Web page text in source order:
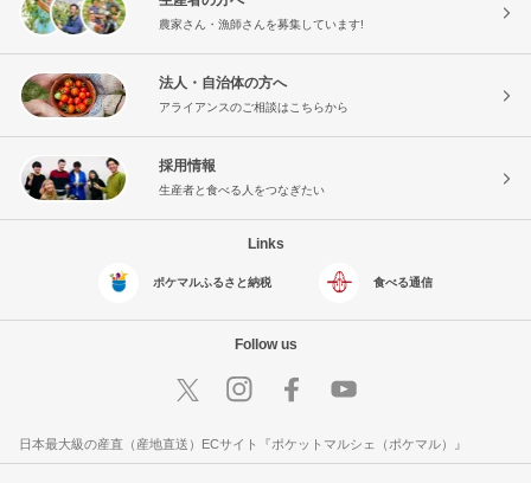
農家さん・漁師さんを募集しています!
法人・自治体の方へ
アライアンスのご相談はこちらから
採用情報
生産者と食べる人をつなぎたい
Links
ポケマルふるさと納税 食べる通信
Follow us
日本最大級の産直（産地直送）ECサイト『ポケットマルシェ（ポケマル）』